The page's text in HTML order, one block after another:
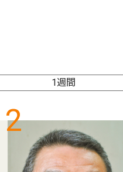
1週間
2